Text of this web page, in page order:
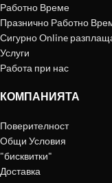
Работно Време
Празнично Работно
Сигурно Online
Услуги
Работа при нас
КОМПАНИЯТА
Поверителност
Общи Условия
"бисквитки"
Доставка